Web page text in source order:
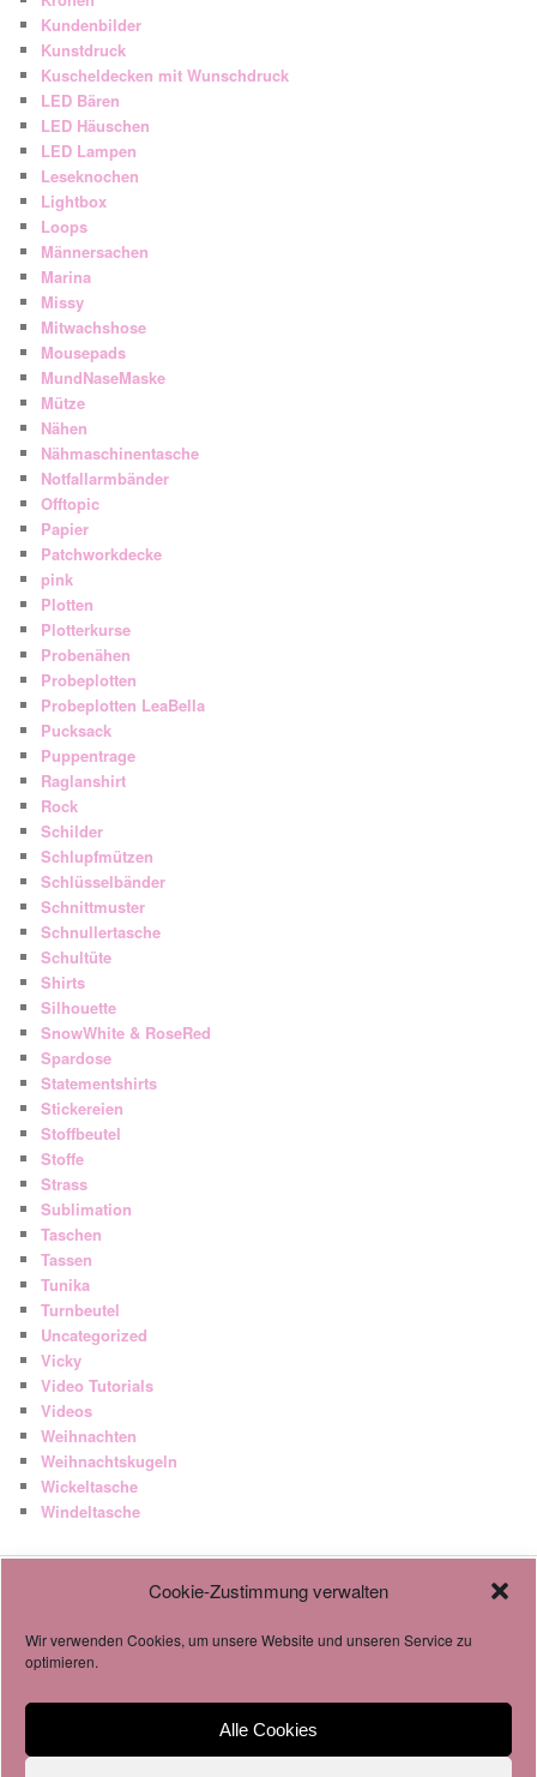
Cookie-Zustimmung verwalten
Wir verwenden Cookies, um unsere Website und unseren Service zu
optimieren.
Alle Cookies
Kundenbilder
Kunstdruck
Kuscheldecken mit Wunschdruck
LED Bären
LED Häuschen
LED Lampen
Leseknochen
Lightbox
Loops
Männersachen
Marina
Missy
Mitwachshose
Mousepads
MundNaseMaske
Mütze
Nähen
Nähmaschinentasche
Notfallarmbänder
Offtopic
Papier
Patchworkdecke
pink
Plotten
Plotterkurse
Probenähen
Probeplotten
Probeplotten LeaBella
Pucksack
Puppentrage
Raglanshirt
Rock
Schilder
Schlupfmützen
Schlüsselbänder
Schnittmuster
Schnullertasche
Schultüte
Shirts
Silhouette
SnowWhite & RoseRed
Spardose
Statementshirts
Stickereien
Stoffbeutel
Stoffe
Strass
Sublimation
Taschen
Tassen
Tunika
Turnbeutel
Uncategorized
Vicky
Video Tutorials
Videos
Weihnachten
Weihnachtskugeln
Wickeltasche
Windeltasche
Cookie-Richtlinie
Impressum & Datenschutz Stolz präsentiert von WordPress